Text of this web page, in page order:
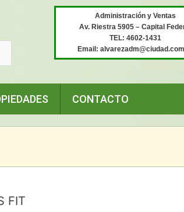
Administración y Ventas
Av. Riestra 5905 – Capital
TEL: 4602-1431
Email:
CONTACTO
FIT